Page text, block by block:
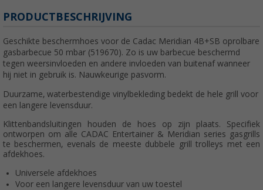
PRODUCTBESCHRIJVING
Geschikte beschermhoes voor de Cadac Meridian 4B+SB oprolbare
gasbarbecue 50 mbar (519670). Zo is uw barbecue beschermd
tegen weersinvloeden en andere invloeden van buitenaf wanneer
hij niet in gebruik is. Nauwkeurige pasvorm.
Duurzame, waterbestendige vinylbekleding bedekt de hele grill voor
een langere levensduur.
Klittenbandsluitingen houden de hoes op zijn plaats. Specifiek
ontworpen om alle CADAC Entertainer & Meridian series gasgrills
te beschermen, evenals de meeste dubbele grill trolleys met een
afdekhoes.
Universele afdekhoes
Voor een langere levensduur van uw toestel